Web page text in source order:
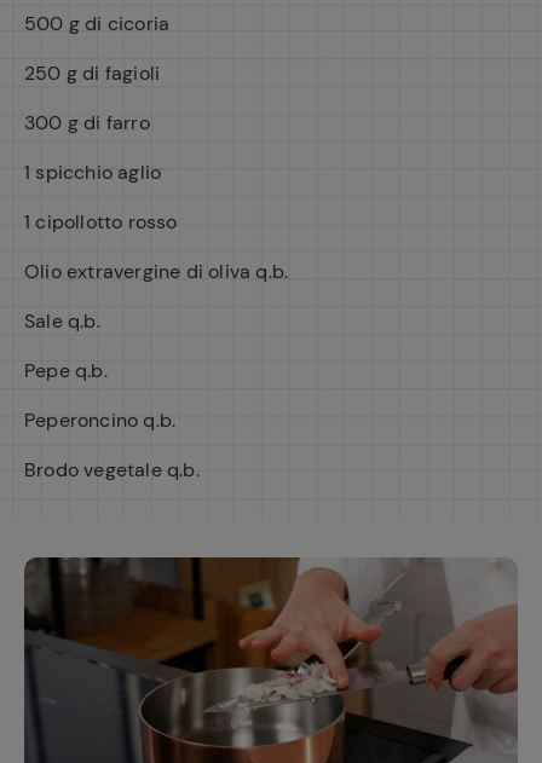
500 g di cicoria
250 g di fagioli
300 g di farro
1 spicchio aglio
1 cipollotto rosso
Olio extravergine di oliva q.b.
Sale q.b.
Pepe q.b.
Peperoncino q.b.
Brodo vegetale q.b.